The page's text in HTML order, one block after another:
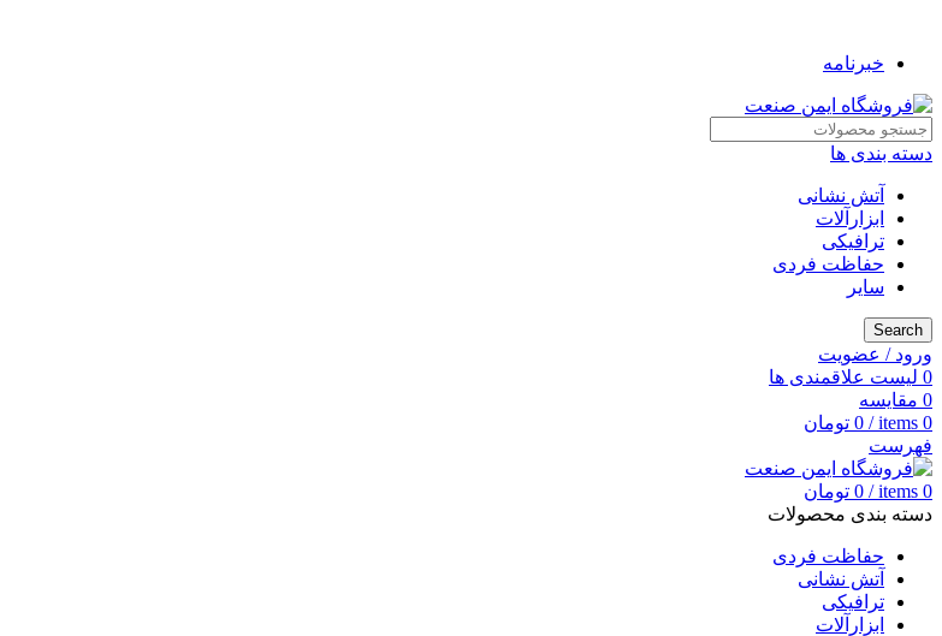
خبرنامه
دسته بندی ها
آتش نشانی
ابزارآلات
ترافیکی
حفاظت فردی
سایر
Search
ورود / عضویت
0 لیست علاقمندی ها
0 مقایسه
0
items
/
0 تومان
فهرست
0
items
/
0 تومان
دسته بندی محصولات
حفاظت فردی
آتش نشانی
ترافیکی
ابزارآلات